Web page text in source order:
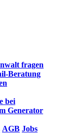
fragen
Beratung
bei
Generator
AGB Jobs